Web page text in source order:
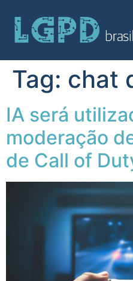
Tag: chat
IA será
moderação
de Call of